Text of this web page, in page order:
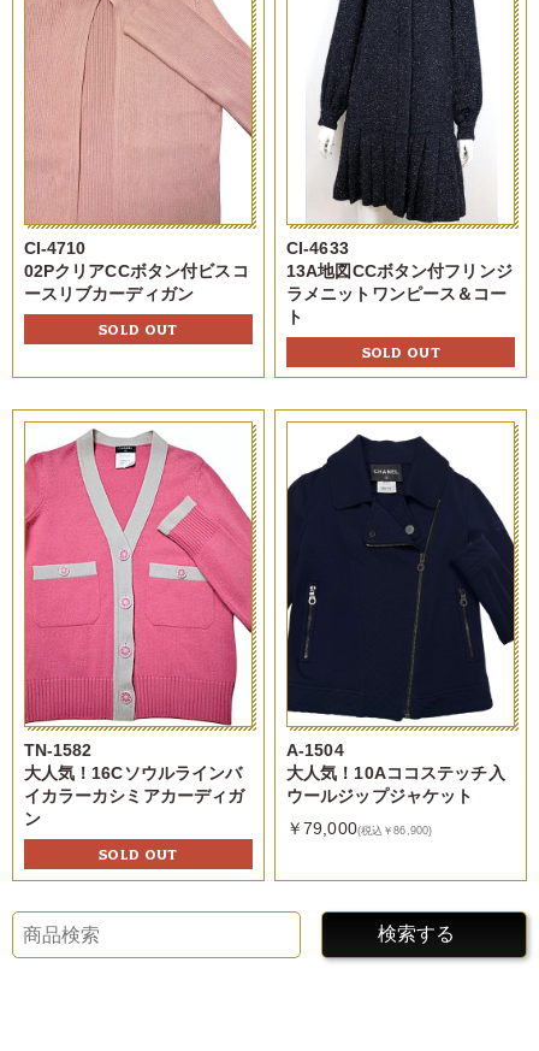
CI-4710
02PクリアCCボタン付ビスコ
ースリブカーディガン
SOLD OUT
CI-4633
13A地図CCボタン付フリンジ
ラメニットワンピース＆コー
ト
SOLD OUT
TN-1582
大人気！16Cソウルラインバ
イカラーカシミアカーディガ
ン
SOLD OUT
A-1504
大人気！10Aココステッチ入
ウールジップジャケット
￥79,000(税込￥86,900)
検索する